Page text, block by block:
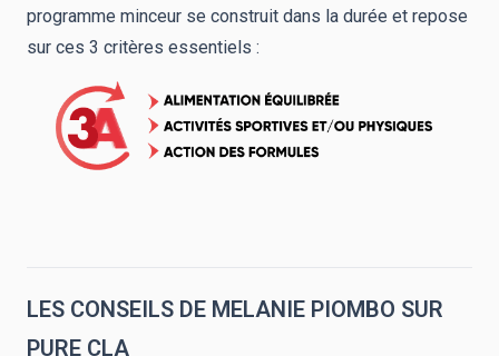
programme minceur se construit dans la durée et repose
sur ces 3 critères essentiels :
LES CONSEILS DE MELANIE PIOMBO SUR
PURE CLA